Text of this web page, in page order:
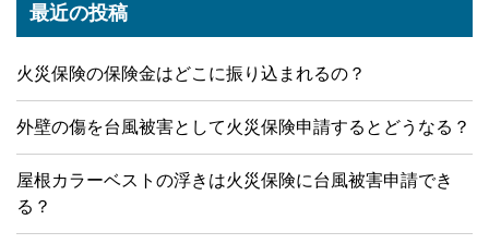
最近の投稿
火災保険の保険金はどこに振り込まれるの？
外壁の傷を台風被害として火災保険申請するとどうなる？
屋根カラーベストの浮きは火災保険に台風被害申請でき
る？